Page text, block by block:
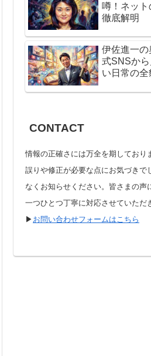
噂！ネッ
徹底解明
伊佐進一の
式SNSか
い日常の全
CONTACT
情報の正確さには万全を期しており
誤りや修正が必要な点にお気づきで
なくお知らせください。皆さまの声
一つひとつ丁寧に対応させていただ
▶︎ お問い合わせフォームはこちら